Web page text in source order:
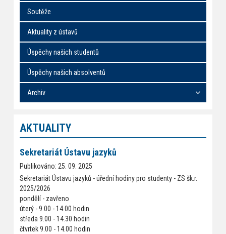
Soutěže
Aktuality z ústavů
Úspěchy našich studentů
Úspěchy našich absolventů
Archiv
AKTUALITY
Sekretariát Ústavu jazyků
Publikováno: 25. 09. 2025
Sekretariát Ústavu jazyků - úřední hodiny pro studenty - ZS šk.r.
2025/2026
pondělí - zavřeno
úterý - 9.00 - 14.00 hodin
středa 9.00 - 14.30 hodin
čtvrtek 9.00 - 14.00 hodin